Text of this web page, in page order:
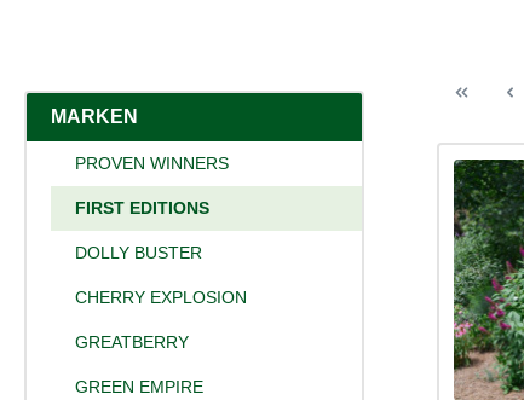
MARKEN
PROVEN WINNERS
FIRST EDITIONS
DOLLY BUSTER
CHERRY EXPLOSION
GREATBERRY
GREEN EMPIRE